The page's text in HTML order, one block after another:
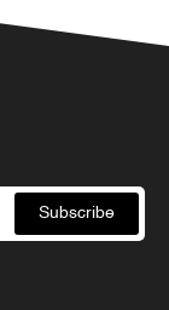
Subscribe